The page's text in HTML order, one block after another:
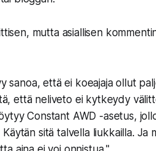
mutta asiallisen
sanoa, että ei koeajaja ollut
että neliveto ei kytkeydy
Constant AWD -asetus,
sitä talvella liukkailla. Ja